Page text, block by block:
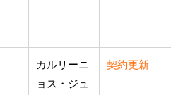
カルリーニ
ョス・ジュ
契約更新